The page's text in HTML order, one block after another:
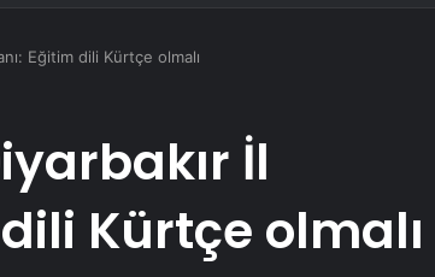
Eğitim dili Kürtçe olmalı
İl
Kürtçe olmalı